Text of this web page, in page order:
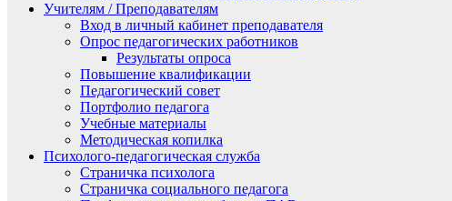
Учителям / Преподавателям
Вход в личный кабинет преподавателя
Опрос педагогических работников
Результаты опроса
Повышение квалификации
Педагогический совет
Портфолио педагога
Учебные материалы
Методическая копилка
Психолого-педагогическая служба
Страничка психолога
Страничка социального педагога